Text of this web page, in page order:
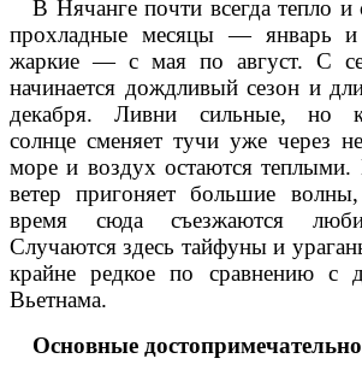
В Нячанге почти всегда тепло
прохладные месяцы — январь и
жаркие — с мая по август. С
начинается дождливый сезон и
декабря. Ливни сильные, но
солнце сменяет тучи уже через
море и воздух остаются
ветер пригоняет большие
время сюда съезжаются
Случаются здесь тайфуны и
крайне редкое по сравнению с
Вьетнама.
Основные